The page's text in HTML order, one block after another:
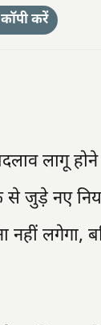
करें
लागू होने
से जुड़े नए
लगेगा,